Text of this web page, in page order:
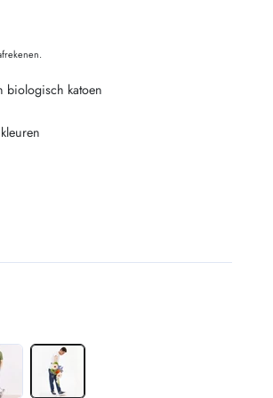
biologisch katoen